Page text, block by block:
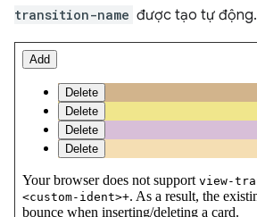
transition-name được tạo tự động.